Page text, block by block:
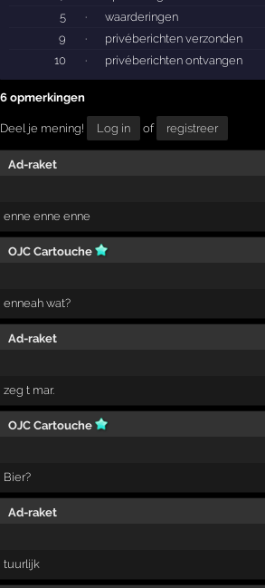
5
·
waarderingen
9
·
privéberichten verzonden
10
· privéberichten ontvangen
6 opmerkingen
Deel je mening! Log in of registreer
Ad-raket
enne enne enne
OJC Cartouche
enneah wat?
Ad-raket
zeg t mar.
OJC Cartouche
Bier?
Ad-raket
tuurlijk